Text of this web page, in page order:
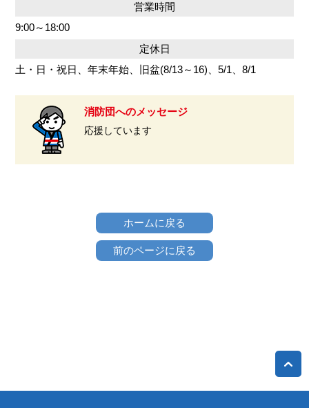
営業時間
9:00～18:00
定休日
土・日・祝日、年末年始、旧盆(8/13～16)、5/1、8/1
消防団へのメッセージ
応援しています
ホームに戻る
前のページに戻る